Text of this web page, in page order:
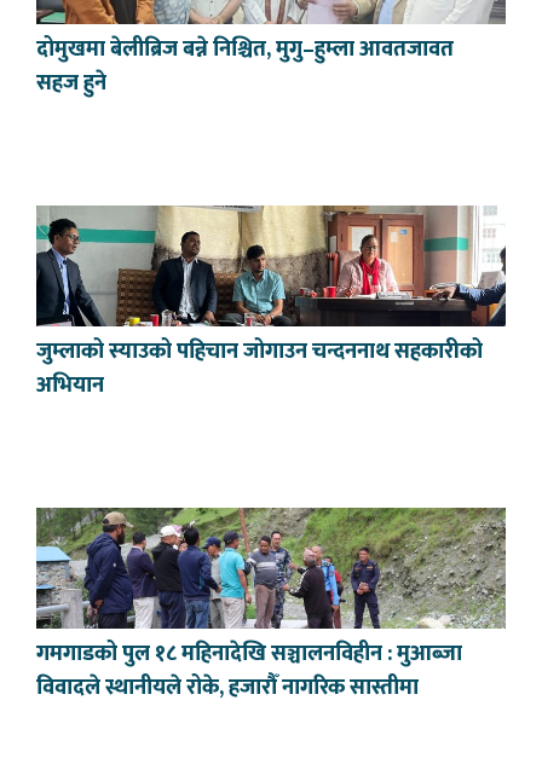
दोमुखमा बेलीब्रिज बन्ने निश्चित, मुगु–हुम्ला आवतजावत
सहज हुने
जुम्लाको स्याउको पहिचान जोगाउन चन्दननाथ सहकारीको
अभियान
गमगाडको पुल १८ महिनादेखि सञ्चालनविहीन : मुआब्जा
विवादले स्थानीयले रोके, हजारौँ नागरिक सास्तीमा